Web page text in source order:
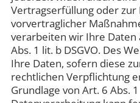
Vertragserfüllung oder
vorvertraglicher
verarbeiten wir Ihre Daten
Abs. 1 lit. b DSGVO. Des
Ihre Daten, sofern diese
rechtlichen Verpflichtung
Grundlage von Art. 6 Abs. 1